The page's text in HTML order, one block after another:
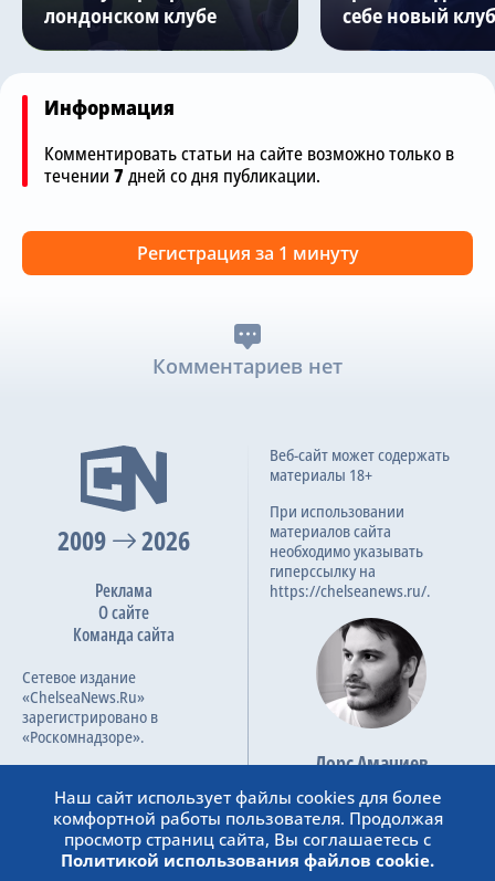
лондонском клубе
себе новый клуб
Информация
Комментировать статьи на сайте возможно только в
течении 7дней со дня публикации.
Регистрация за 1 минуту
Комментариев нет
2009 2026
Реклама
О сайте
Команда сайта
Сетевое издание
«ChelseaNews.Ru»
зарегистрировано в
«Роскомнадзоре».
ФС 77 – 87138.
Веб-сайт может содержать
материалы 18+
При использовании
материалов сайта
необходимо указывать
гиперссылку на
https://chelseanews.ru/.
Лорс Амачиев
Основатель сайта
admin@chelseanews.ru
https://www.linkedin.com/
Наш сайт использует файлы cookies для более
комфортной работы пользователя. Продолжая
просмотр страниц сайта, Вы соглашаетесь с
Политикой использования файлов cookie.